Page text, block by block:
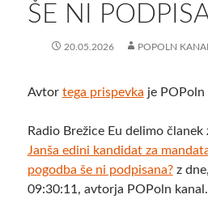
ŠE NI
20.05.2026 POPOLN KANAL
Avtor tega prispevka je POPoln
Radio Brežice Eu delimo članek
Janša edini kandidat za
pogodba še ni podpisana?z
09:30:11, avtorja POPoln kanal.